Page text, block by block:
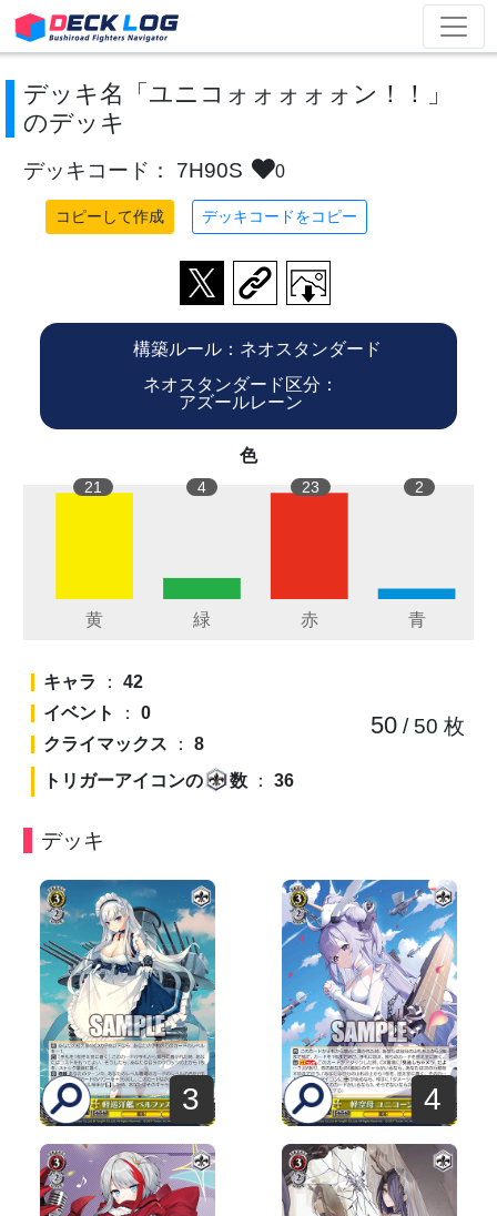
デッキ名「ユニコォォォォォン！！」
のデッキ
デッキコード： 7H90S 0
コピーして作成 デッキコードをコピー
構築ルール：ネオスタンダード
ネオスタンダード区分：
アズールレーン
色
21 4 23 2
キャラ ： 42
イベント
： 0
クライマックス ： 8
トリガーアイコンの
数 ： 36
50/ 50 枚
デッキ
3 4